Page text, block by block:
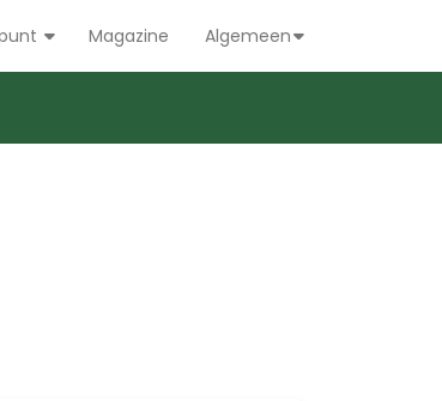
Magazine Algemeen